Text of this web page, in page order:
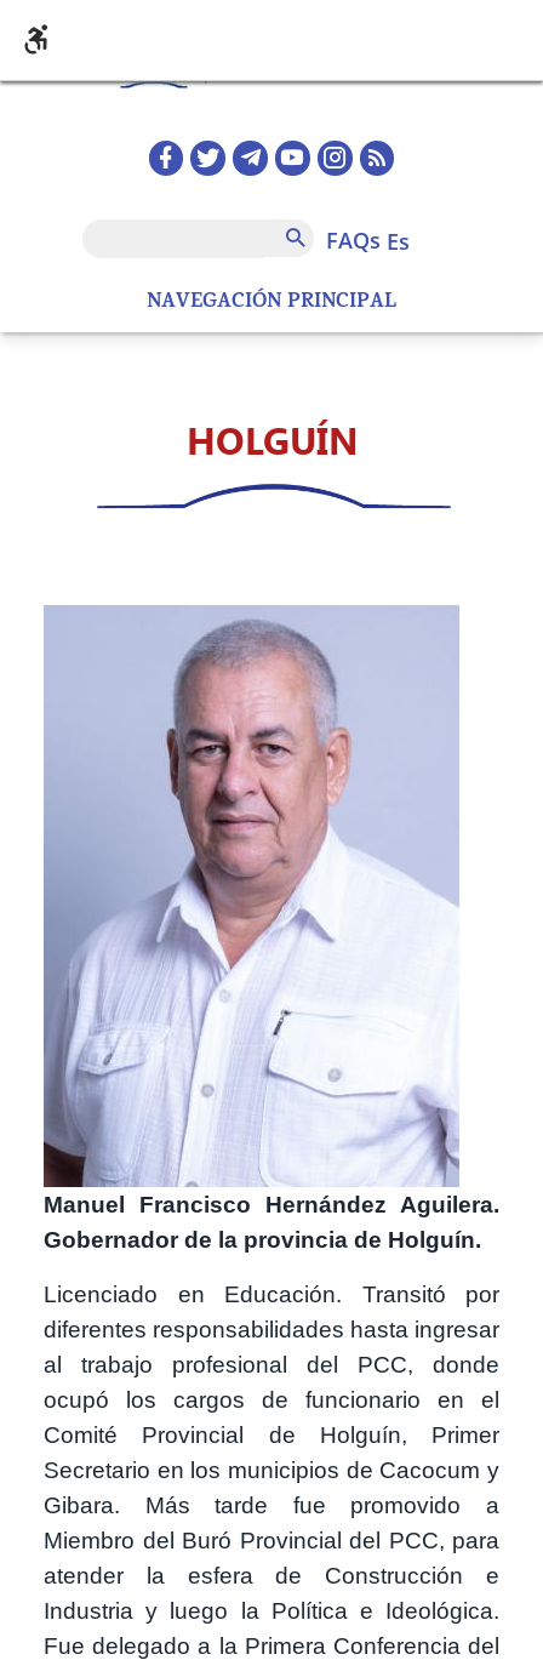
NAVEGACIÓN PRINCIPAL
Redes sociales home
FAQs
FAQs es
HOLGUÍN
Manuel Francisco Hernández Aguilera.
Gobernador de la provincia de Holguín.
Licenciado en Educación. Transitó por
diferentes responsabilidades hasta ingresar
al trabajo profesional del PCC, donde
ocupó los cargos de funcionario en el
Comité Provincial de Holguín, Primer
Secretario en los municipios de Cacocum y
Gibara. Más tarde fue promovido a
Miembro del Buró Provincial del PCC, para
atender la esfera de Construcción e
Industria y luego la Política e Ideológica.
Fue delegado a la Primera Conferencia del